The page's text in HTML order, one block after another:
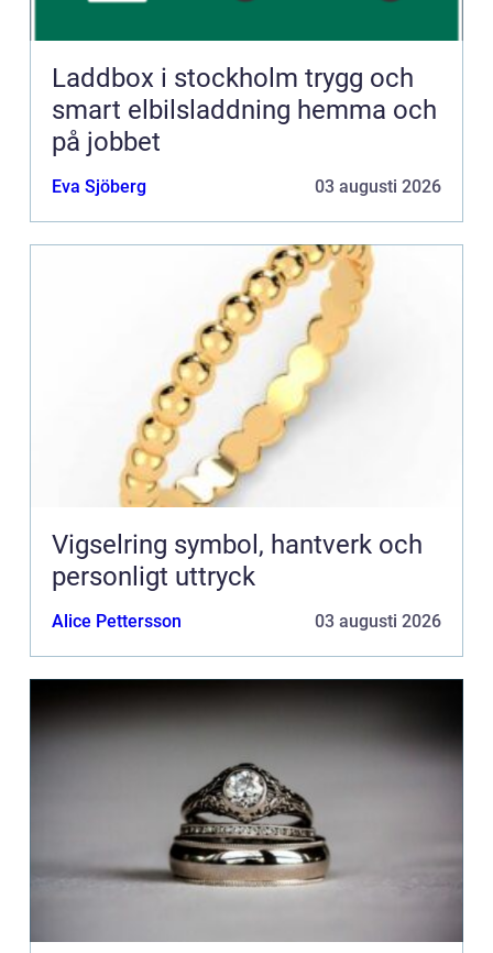
Laddbox i stockholm trygg och
smart elbilsladdning hemma och
på jobbet
Eva Sjöberg 03 augusti 2026
Vigselring symbol, hantverk och
personligt uttryck
Alice Pettersson 03 augusti 2026